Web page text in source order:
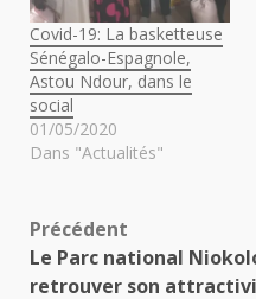
Covid-19: La basketteuse
Sénégalo-Espagnole,
Astou Ndour, dans le
social
01/05/2020
Dans "Actualités"
Navigation
d’article
Précédent
Le Parc national
retrouver son